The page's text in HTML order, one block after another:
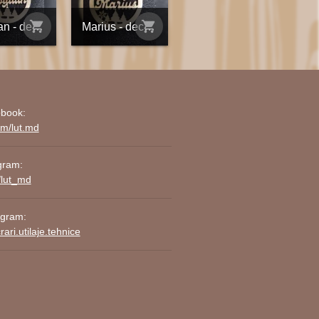
Bodgan - decorațiune din placaj personalizată
shopping_cart Marius - decorațiune din placaj personalizată
shopping_cart
lut.md